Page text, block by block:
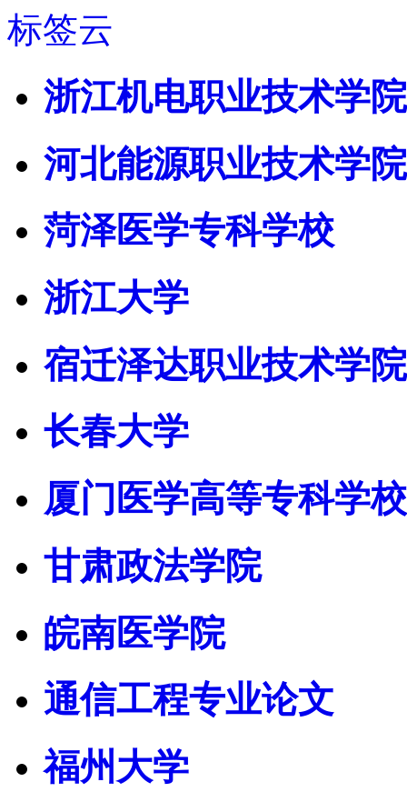
标签云
浙江机电职业技术学院
河北能源职业技术学院
菏泽医学专科学校
浙江大学
宿迁泽达职业技术学院
长春大学
厦门医学高等专科学校
甘肃政法学院
皖南医学院
通信工程专业论文
福州大学